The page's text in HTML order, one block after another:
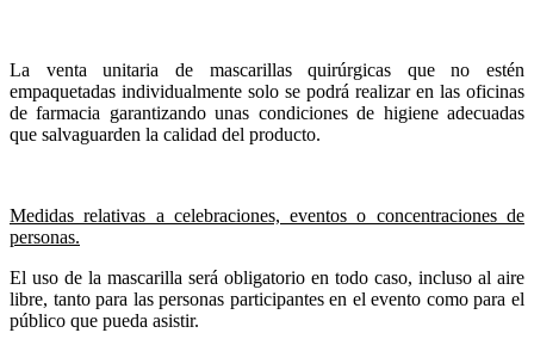
La venta unitaria de mascarillas quirúrgicas que no estén
empaquetadas individualmente solo se podrá realizar en las oficinas
de farmacia garantizando unas condiciones de higiene adecuadas
que salvaguarden la calidad del producto.
Medidas relativas a celebraciones, eventos o concentraciones de
personas.
El uso de la mascarilla será obligatorio en todo caso, incluso al aire
libre, tanto para las personas participantes en el evento como para el
público que pueda asistir.